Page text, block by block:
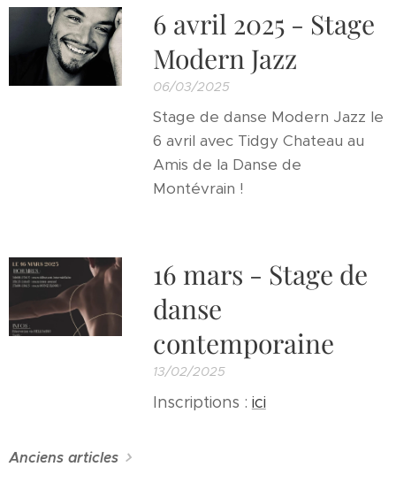
6 avril 2025 - Stage
Modern Jazz
06/03/2025
Stage de danse Modern Jazz le
6 avril avec Tidgy Chateau au
Amis de la Danse de
Montévrain !
16 mars - Stage de
danse
contemporaine
13/02/2025
Inscriptions : ici
Anciens articles